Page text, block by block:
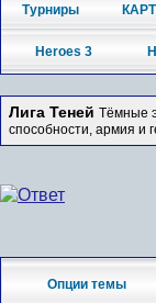
Турниры
Heroes 3
Лига Теней Тёмные
способности, армия и
Опции темы